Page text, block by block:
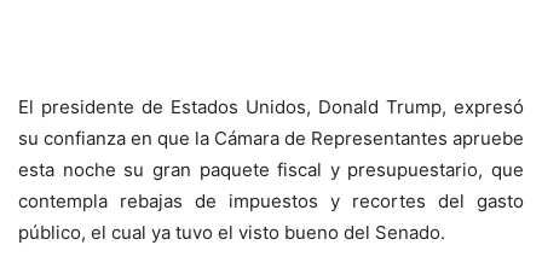
El presidente de Estados Unidos, Donald Trump, expresó
su confianza en que la Cámara de Representantes apruebe
esta noche su gran paquete fiscal y presupuestario, que
contempla rebajas de impuestos y recortes del gasto
público, el cual ya tuvo el visto bueno del Senado.